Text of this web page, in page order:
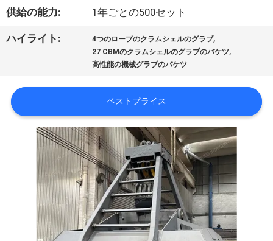
わ
た
た
ち
供給の能力: 1年ごとの500セット
ハイライト: 4つのロープのクラムシェルのグラブ,
27 CBMのクラムシェルのグラブのバケツ,
高性能の機械グラブのバケツ
ベストプライス